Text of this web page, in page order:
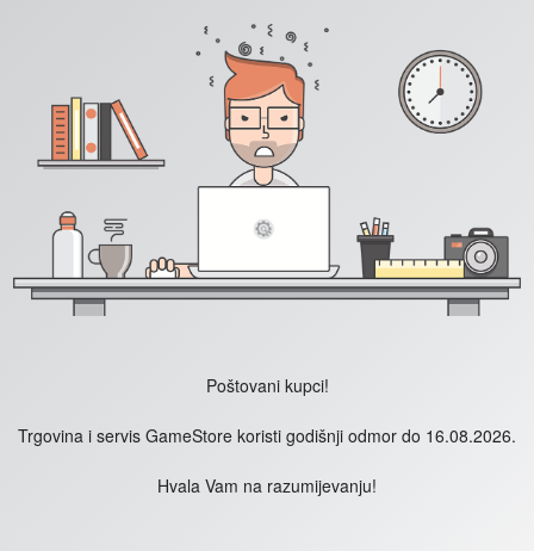
Poštovani kupci!
Trgovina i servis GameStore koristi godišnji odmor do 16.08.2026.
Hvala Vam na razumijevanju!